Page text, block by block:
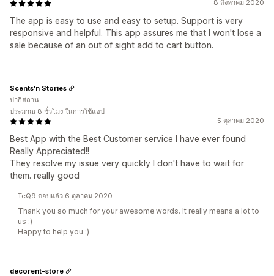
8 สิงหาคม 2020
The app is easy to use and easy to setup. Support is very
responsive and helpful. This app assures me that I won't lose a
sale because of an out of sight add to cart button.
5 ตุลาคม 2020
Best App with the Best Customer service I have ever found
Really Appreciated!!
They resolve my issue very quickly I don't have to wait for
them. really good
Scents'n Stories
ปากีสถาน
ประมาณ 8 ชั่วโมง ในการใช้แอป
TeQ9 ตอบแล้ว 6 ตุลาคม 2020
Thank you so much for your awesome words. It really means a lot to
us :)
Happy to help you :)
decorent-store